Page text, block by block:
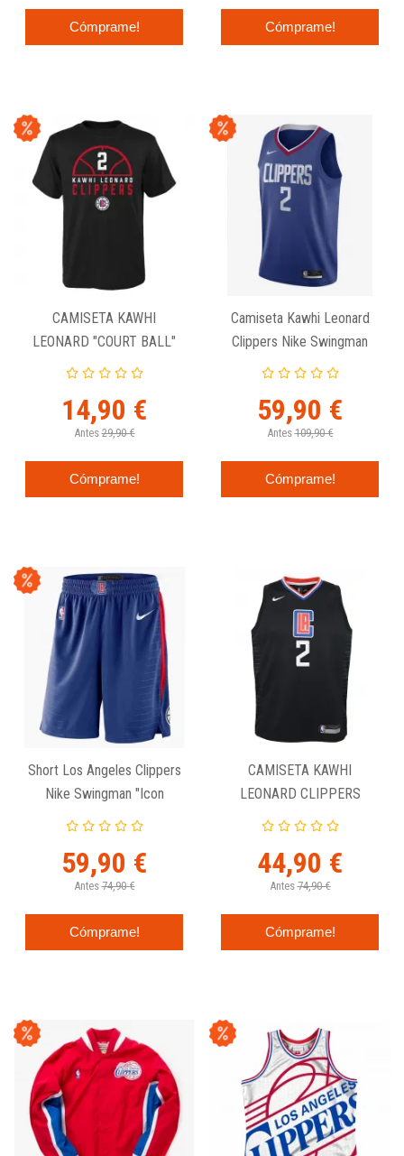
Cómprame! Cómprame!
CAMISETA KAWHI
LEONARD "COURT BALL"
LOS ANGELES CLIPPERS
14,90 €
Antes 29,90 €
Cómprame!
Camiseta Kawhi Leonard
Clippers Nike Swingman
Statement Edition
59,90 €
Antes 109,90 €
Cómprame!
Short Los Angeles Clippers
Nike Swingman "Icon
Edition"
59,90 €
Antes 74,90 €
Cómprame!
CAMISETA KAWHI
LEONARD CLIPPERS
"STATEMENT EDITION"
44,90 €
Antes 74,90 €
Cómprame!